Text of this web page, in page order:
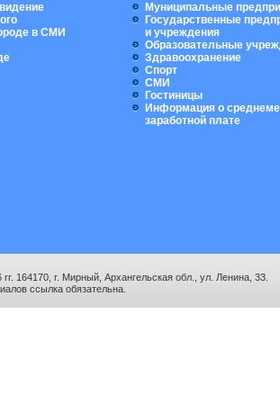
в СМИ
Муниципальные
Государственные
и учреждения
Образовательные
Здравоохранение
Спорт
СМИ
Гостиницы
Информация о
заработной плате
164170, г. Мирный, Архангельская обл., ул. Ленина, 33.
ссылка обязательна.